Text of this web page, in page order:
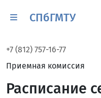
СПбГМТУ
+7 (812) 757-16-77
Приемная комиссия
Расписание